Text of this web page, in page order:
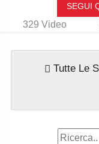
SEGUI
329 Video
Tutte Le